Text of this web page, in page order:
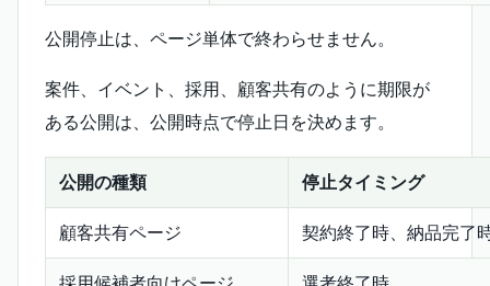
公開停止は、ページ単体で終わらせません。
案件、イベント、採用、顧客共有のように期限が
ある公開は、公開時点で停止日を決めます。
公開の種類 停止タイミング
顧客共有ページ 契約終了時、納品完了